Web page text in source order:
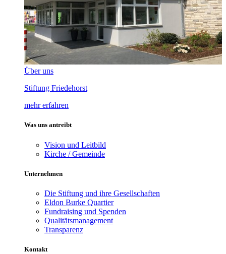
Über uns
Stiftung Friedehorst
mehr erfahren
Was uns antreibt
Vision und Leitbild
Kirche / Gemeinde
Unternehmen
Die Stiftung und ihre Gesellschaften
Eldon Burke Quartier
Fundraising und Spenden
Qualitätsmanagement
Transparenz
Kontakt